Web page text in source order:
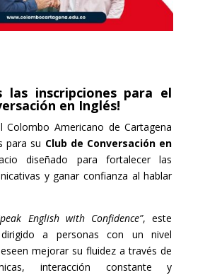
inscripciones para el
en Inglés!
Colombo Americano de Cartagena
para su Club de Conversación en
diseñado para fortalecer las
y ganar confianza al hablar
English with Confidence”, este
a personas con un nivel
mejorar su fluidez a través de
interacción constante y